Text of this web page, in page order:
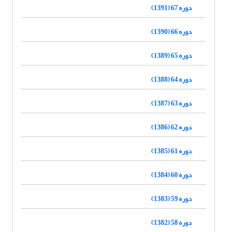
دوره 67 (1391)
دوره 66 (1390)
دوره 65 (1389)
دوره 64 (1388)
دوره 63 (1387)
دوره 62 (1386)
دوره 61 (1385)
دوره 60 (1384)
دوره 59 (1383)
دوره 58 (1382)